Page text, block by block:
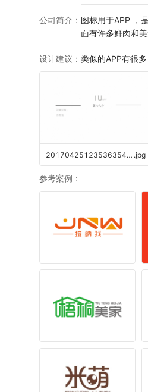
公司简介 ： 图标用于APP ，
面有许多鲜肉和
设计建议 ： 类似的APP有很
2017042512353635407833 .jpg
参考案例 ：